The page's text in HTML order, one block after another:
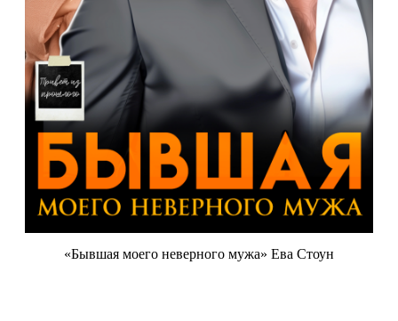
«Бывшая моего неверного мужа» Ева Стоун